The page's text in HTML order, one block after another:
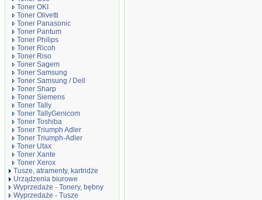
Toner OKI
Toner Olivetti
Toner Panasonic
Toner Pantum
Toner Philips
Toner Ricoh
Toner Riso
Toner Sagem
Toner Samsung
Toner Samsung / Dell
Toner Sharp
Toner Siemens
Toner Tally
Toner TallyGenicom
Toner Toshiba
Toner Triumph Adler
Toner Triumph-Adler
Toner Utax
Toner Xante
Toner Xerox
Tusze, atramenty, kartridże
Urządzenia biurowe
Wyprzedaże - Tonery, bębny
Wyprzedaże - Tusze